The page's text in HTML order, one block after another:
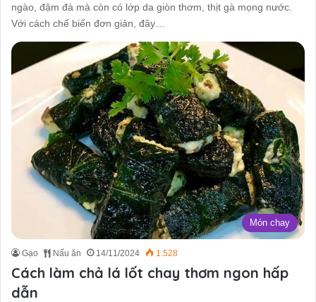
ngào, đậm đà mà còn có lớp da giòn thơm, thịt gà mọng nước.
Với cách chế biến đơn giản, đây…
Món chay
Gạo Nấu ăn 14/11/2024 1.528
Cách làm chả lá lốt chay thơm ngon hấp
dẫn